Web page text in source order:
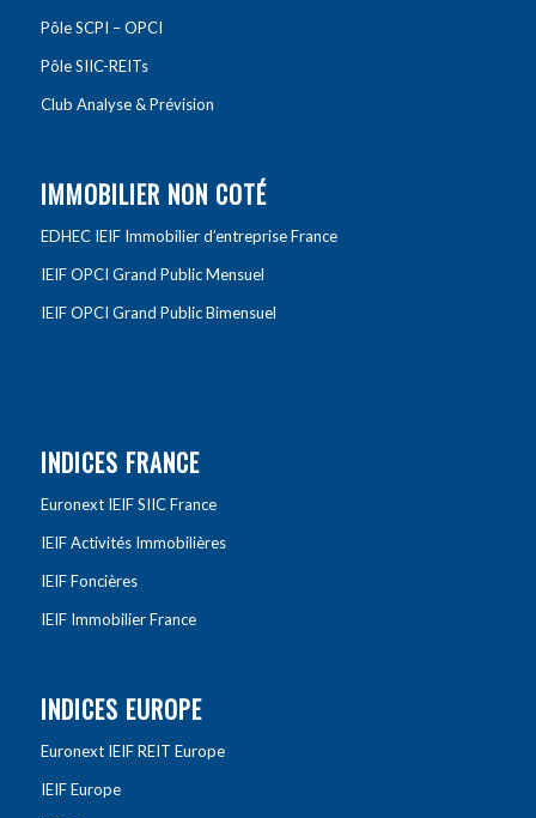
Pôle SCPI – OPCI
Pôle SIIC-REITs
Club Analyse & Prévision
IMMOBILIER NON COTÉ
EDHEC IEIF Immobilier d’entreprise France
IEIF OPCI Grand Public Mensuel
IEIF OPCI Grand Public Bimensuel
INDICES FRANCE
Euronext IEIF SIIC France
IEIF Activités Immobilières
IEIF Foncières
IEIF Immobilier France
INDICES EUROPE
Euronext IEIF REIT Europe
IEIF Europe